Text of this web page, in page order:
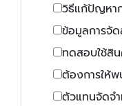
วิธีแก้ปัญหาก
ข้อมูลการจั
ทดสอบใช้สิ
ต้องการให้
ตัวแทนจัดจ